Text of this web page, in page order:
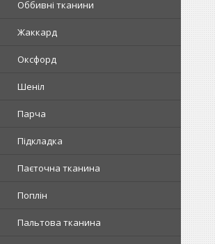
Оббивні тканини
Жаккард
Оксфорд
Шеніл
Парча
Підкладка
Паєточна тканина
Поплін
Пальтова тканина